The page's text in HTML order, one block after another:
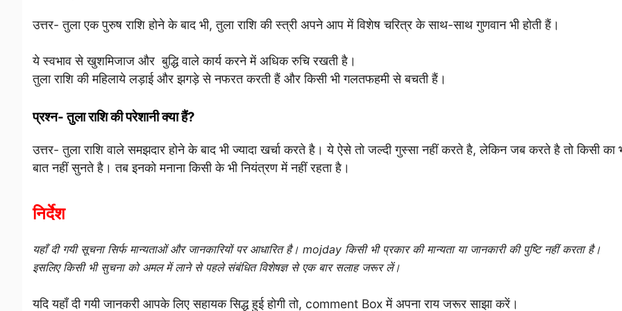
उत्तर- तुला एक पुरुष राशि होने के बाद भी, तुला राशि की स्त्री अपने आप में विशेष चरित्र के साथ-साथ गुणवान भी होती हैं।
ये स्वभाव से खुशमिजाज और बुद्धि वाले कार्य करने में अधिक रुचि रखती है।
तुला राशि की महिलाये लड़ाई और झगड़े से नफरत करती हैं और किसी भी गलतफहमी से बचती हैं।
प्रश्न- तुला राशि की परेशानी क्या हैं?
उत्तर- तुला राशि वाले समझदार होने के बाद भी ज्यादा खर्चा करते है। ये ऐसे तो जल्दी गुस्सा नहीं करते है, लेकिन जब करते है तो किसी का
बात नहीं सुनते है। तब इनको मनाना किसी के भी नियंत्रण में नहीं रहता है।
निर्देश
यहाँ दी गयी सूचना सिर्फ मान्यताओं और जानकारियों पर आधारित है। mojday किसी भी प्रकार की मान्यता या जानकारी की पुष्टि नहीं करता है।
इसलिए किसी भी सुचना को अमल में लाने से पहले संबंधित विशेषज्ञ से एक बार सलाह जरूर लें।
यदि यहाँ दी गयी जानकरी आपके लिए सहायक सिद्ध हुई होगी तो, comment Box में अपना राय जरूर साझा करें।